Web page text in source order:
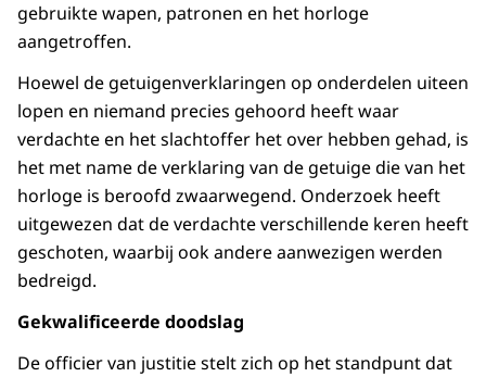
gebruikte wapen, patronen en het horloge
aangetroffen.
Hoewel de getuigenverklaringen op onderdelen uiteen
lopen en niemand precies gehoord heeft waar
verdachte en het slachtoffer het over hebben gehad, is
het met name de verklaring van de getuige die van het
horloge is beroofd zwaarwegend. Onderzoek heeft
uitgewezen dat de verdachte verschillende keren heeft
geschoten, waarbij ook andere aanwezigen werden
bedreigd.
Gekwalificeerde doodslag
De officier van justitie stelt zich op het standpunt dat